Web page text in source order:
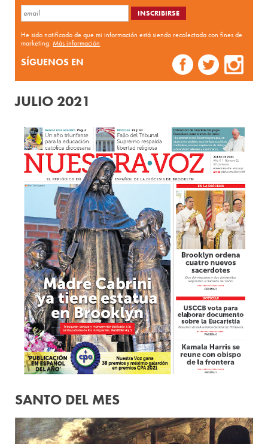
He sido notificado de que mi información está siendo recolectada con fines de
marketing.Más información
SÍGUENOS EN
JULIO 2021
SANTO DEL MES